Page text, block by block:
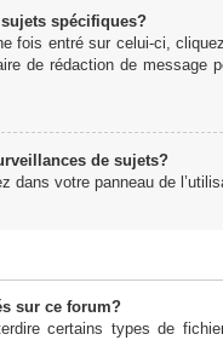
spécifiques?
fois entré sur celui-ci,
de rédaction de message
de sujets?
dans votre panneau de
sur ce forum?
certains types de